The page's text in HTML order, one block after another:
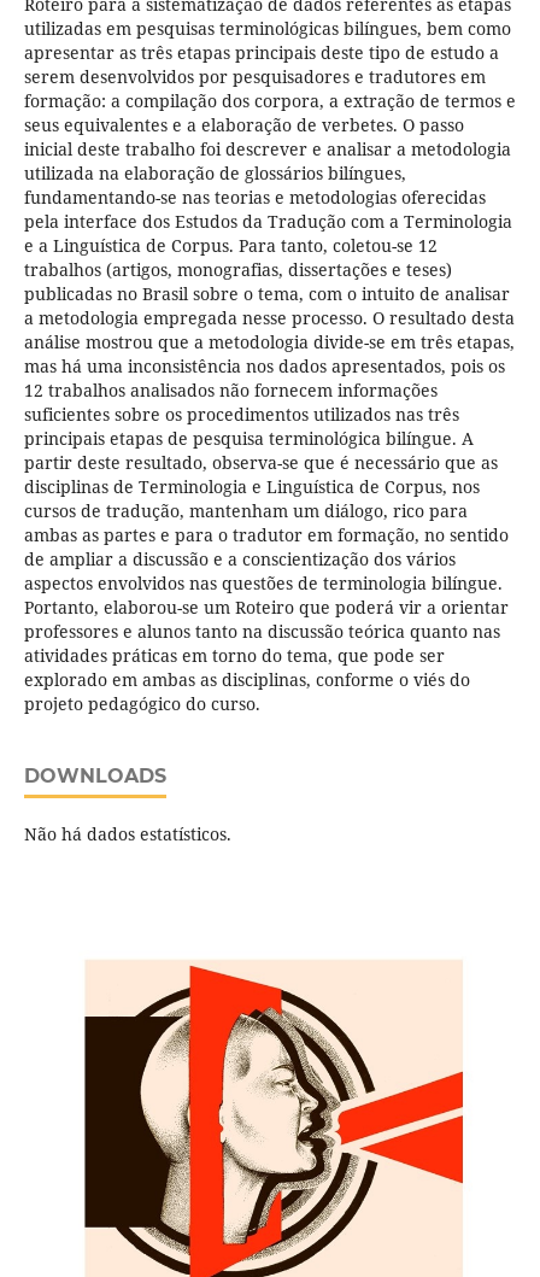
utilizadas em pesquisas terminológicas bilíngues, bem como
apresentar as três etapas principais deste tipo de estudo a
serem desenvolvidos por pesquisadores e tradutores em
formação: a compilação dos corpora, a extração de termos e
seus equivalentes e a elaboração de verbetes. O passo
inicial deste trabalho foi descrever e analisar a metodologia
utilizada na elaboração de glossários bilíngues,
fundamentando-se nas teorias e metodologias oferecidas
pela interface dos Estudos da Tradução com a Terminologia
e a Linguística de Corpus. Para tanto, coletou-se 12
trabalhos (artigos, monografias, dissertações e teses)
publicadas no Brasil sobre o tema, com o intuito de analisar
a metodologia empregada nesse processo. O resultado desta
análise mostrou que a metodologia divide-se em três etapas,
mas há uma inconsistência nos dados apresentados, pois os
12 trabalhos analisados não fornecem informações
suficientes sobre os procedimentos utilizados nas três
principais etapas de pesquisa terminológica bilíngue. A
partir deste resultado, observa-se que é necessário que as
disciplinas de Terminologia e Linguística de Corpus, nos
cursos de tradução, mantenham um diálogo, rico para
ambas as partes e para o tradutor em formação, no sentido
de ampliar a discussão e a conscientização dos vários
aspectos envolvidos nas questões de terminologia bilíngue.
Portanto, elaborou-se um Roteiro que poderá vir a orientar
professores e alunos tanto na discussão teórica quanto nas
atividades práticas em torno do tema, que pode ser
explorado em ambas as disciplinas, conforme o viés do
projeto pedagógico do curso.
DOWNLOADS
Não há dados estatísticos.